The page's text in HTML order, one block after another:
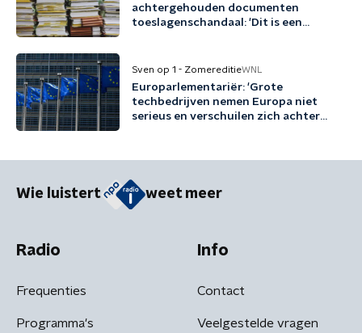
achtergehouden documenten
toeslagenschandaal: 'Dit is een
Sven op 1 - ZomereditieWNL
Europarlementariër: 'Grote
techbedrijven nemen Europa niet
serieus en verschuilen zich achter
Wie luistert weet meer
Radio
Frequenties
Programma's
Info
Contact
Veelgestelde vragen